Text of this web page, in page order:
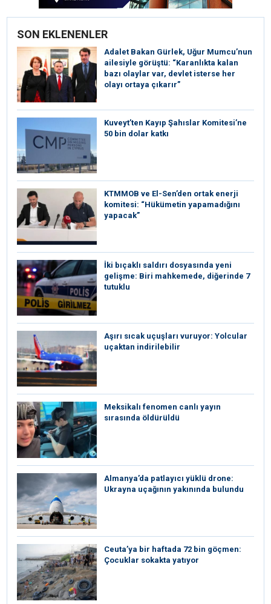
SON EKLENENLER
Adalet Bakan Gürlek, Uğur Mumcu’nun
ailesiyle görüştü: “Karanlıkta kalan
bazı olaylar var, devlet isterse her
olayı ortaya çıkarır”
Kuveyt’ten Kayıp Şahıslar Komitesi’ne
50 bin dolar katkı
KTMMOB ve El-Sen’den ortak enerji
komitesi: “Hükümetin yapamadığını
yapacak”
İki bıçaklı saldırı dosyasında yeni
gelişme: Biri mahkemede, diğerinde 7
tutuklu
Aşırı sıcak uçuşları vuruyor: Yolcular
uçaktan indirilebilir
Meksikalı fenomen canlı yayın
sırasında öldürüldü
Almanya’da patlayıcı yüklü drone:
Ukrayna uçağının yakınında bulundu
Ceuta’ya bir haftada 72 bin göçmen:
Çocuklar sokakta yatıyor